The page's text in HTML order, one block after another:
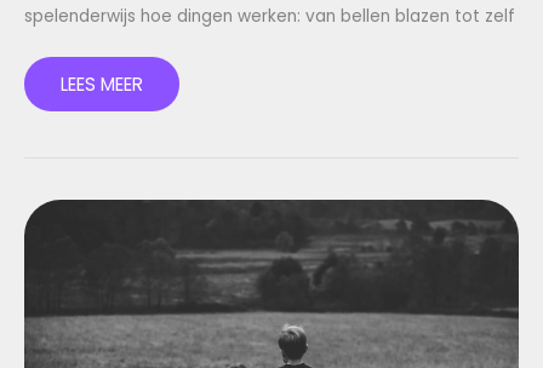
spelenderwijs hoe dingen werken: van bellen blazen tot zelf
LEES MEER
ONTDEK
HET
HELE
GEZIN